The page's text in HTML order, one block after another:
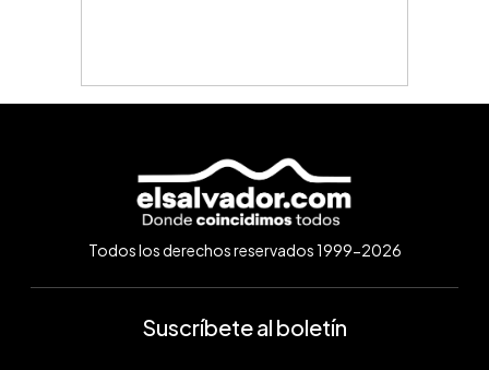
Todos los derechos reservados 1999-2026
Suscríbete al boletín